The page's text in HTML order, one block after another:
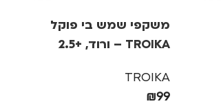
משקפי שמש בי פוקל
TROIKA – ורוד, +2.5
TROIKA
₪99